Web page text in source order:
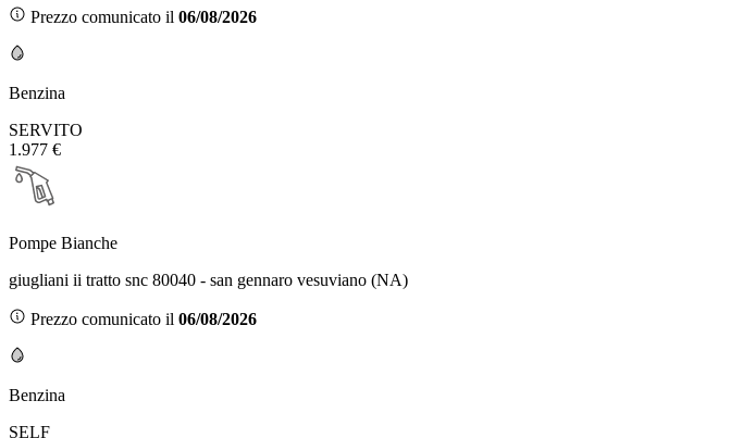
Prezzo comunicato il 06/08/2026
Benzina
SERVITO
1.977 €
Pompe Bianche
giugliani ii tratto snc 80040 - san gennaro vesuviano (NA)
Prezzo comunicato il 06/08/2026
Benzina
SELF